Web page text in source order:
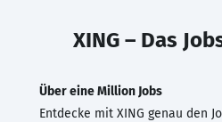
XING – Das
Über eine Million Jobs
Entdecke mit XING genau den